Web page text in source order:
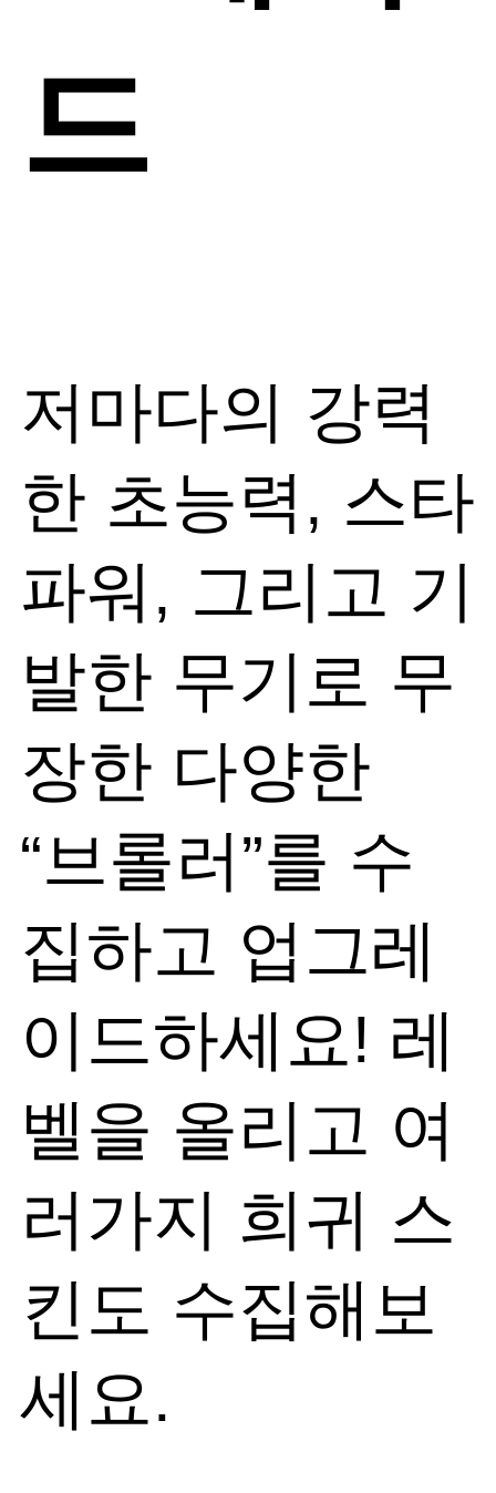
드
저마다의 강력
한 초능력, 스타
파워, 그리고 기
발한 무기로 무
장한 다양한
“브롤러”를 수
집하고 업그레
이드하세요! 레
벨을 올리고 여
러가지 희귀 스
킨도 수집해보
세요.